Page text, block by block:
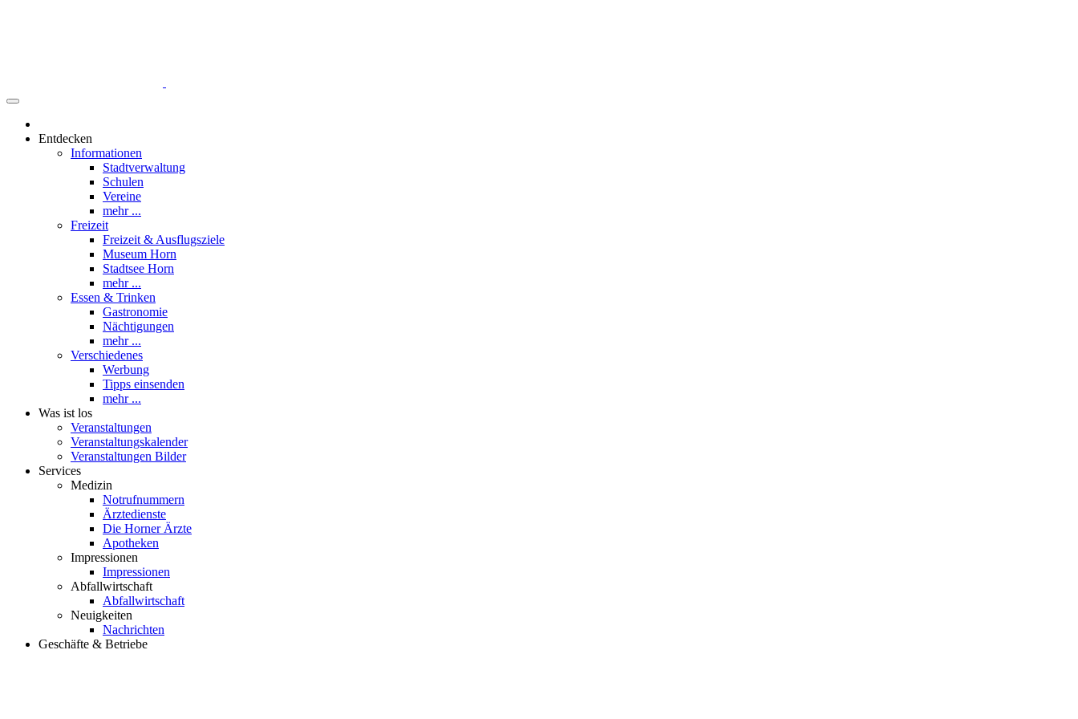
Freizeit
Freizeit & Ausflugsziele
Museum Horn
Stadtsee Horn
mehr ...
Essen & Trinken
Gastronomie
Nächtigungen
mehr ...
Verschiedenes
Werbung
Tipps einsenden
mehr ...
Was ist los
Veranstaltungen
Veranstaltungskalender
Veranstaltungen Bilder
Medizin
Notrufnummern
Ärztedienste
Die Horner Ärzte
Impressionen
Impressionen
Abfallwirtschaft
Abfallwirtschaft
Neuigkeiten
Nachrichten
Geschäfte & Betriebe
HORN iST VORN Partner
Übersicht Partner
unsere Partner stellen sich vor
Partner werden